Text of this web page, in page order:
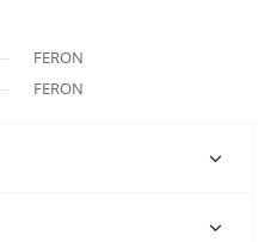
FERON
FERON